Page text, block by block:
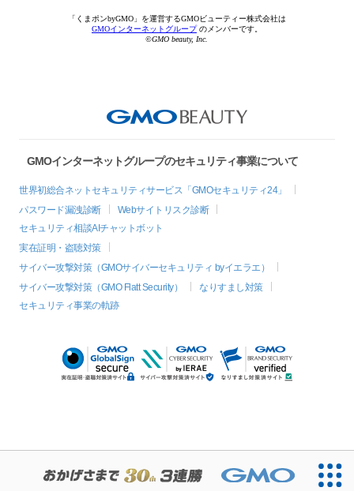
「くまポンbyGMO」を運営するGMOビューティー株式会社は
GMOインターネットグループのメンバーです。
©GMO beauty, Inc.
GMOインターネットグループのセキュリティ事業について
世界初総合ネットセキュリティサービス「GMOセキュリティ24」
パスワード漏洩診断
Webサイトリスク診断
セキュリティ相談AIチャットボット
実在証明・盗聴対策
サイバー攻撃対策（GMOサイバーセキュリティ byイエラエ）
サイバー攻撃対策（GMO Flatt Security）
なりすまし対策
セキュリティ事業の軌跡